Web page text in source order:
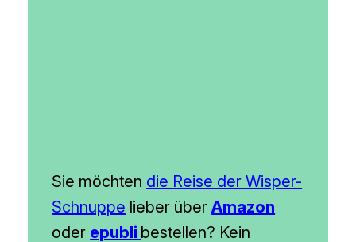
Sie möchten die Reise der Wisper-
Schnuppe lieber überAmazon
oder epubli bestellen? Kein